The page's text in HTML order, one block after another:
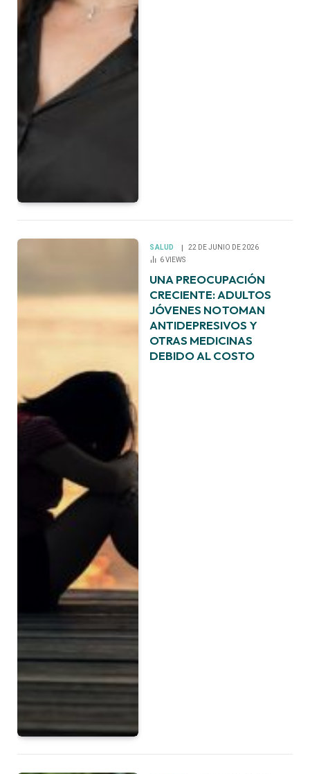
SALUD
22 DE JUNIO DE 2026
6VIEWS
UNA PREOCUPACIÓN
CRECIENTE: ADULTOS
JÓVENES NO TOMAN
ANTIDEPRESIVOS Y
OTRAS MEDICINAS
DEBIDO AL COSTO